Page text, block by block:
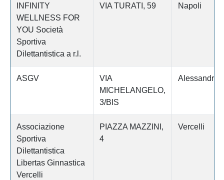
INFINITY
WELLNESS FOR
YOU Società
Sportiva
Dilettantistica a r.l.
VIA TURATI, 59 Napoli
ASGV
VIA
MICHELANGELO,
3/BIS
Alessandria
Associazione
Sportiva
Dilettantistica
Libertas Ginnastica
Vercelli
PIAZZA MAZZINI,
4
Vercelli